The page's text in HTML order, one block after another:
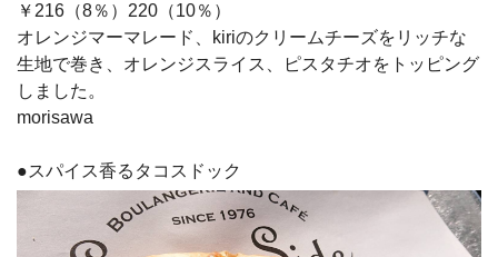
￥216（8％）220（10％）
オレンジマーマレード、kiriのクリームチーズをリッチな
生地で巻き、オレンジスライス、ピスタチオをトッピング
しました。
morisawa
●スパイス香るタコスドック